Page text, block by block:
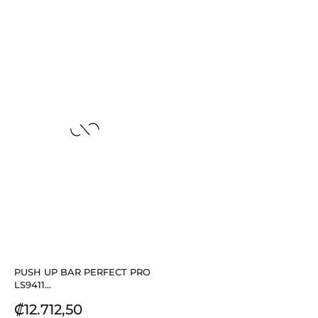
PUSH UP BAR PERFECT PRO
LS9411...
Precio
₡12.712,50